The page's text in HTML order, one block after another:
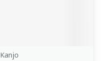
Kanjo